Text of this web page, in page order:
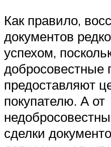
Как правило,
документов
успехом,
добросовестные
предоставляют
покупателю. А от
сделки